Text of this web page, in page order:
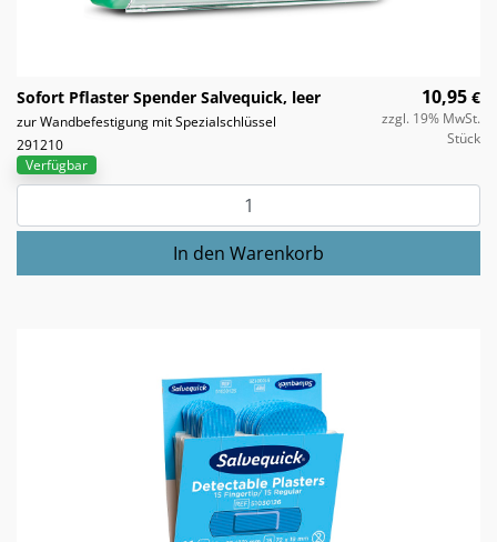
Sofort Pflaster Spender Salvequick, leer
zur Wandbefestigung mit Spezialschlüssel
291210
10,95 €
zzgl. 19% MwSt.
Stück
Verfügbar